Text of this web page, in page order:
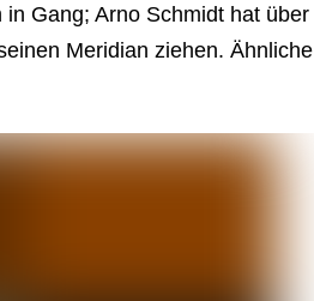
Gang; Arno Schmidt hat über
Meridian ziehen. Ähnliche